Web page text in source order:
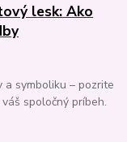
lesk: Ako
a symboliku – pozrite
spoločný príbeh.